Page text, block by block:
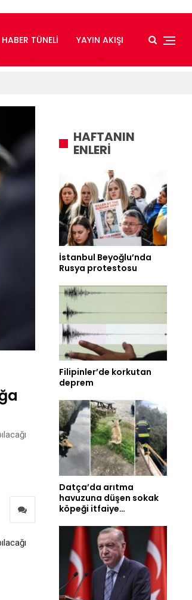
HABER TÜNELI YAYIN AKIŞI
HAFTANIN
ENLERİ
İstanbul Beyoğlu’nda
Rusya protestosu
Filipinler’de korkutan
deprem
Datça’da arıtma
havuzuna düşen sokak
köpeği itfaiye…